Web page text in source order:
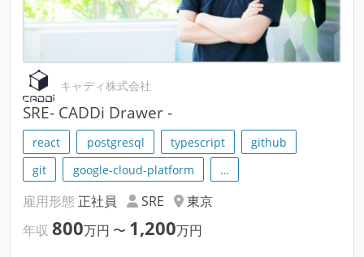
キャディ株式会社
SRE- CADDi Drawer -
react postgresql typescript
github
git
google-cloud-platform …
雇用形態 正社員 SRE
東京
年収 800万円 〜 1,200万円